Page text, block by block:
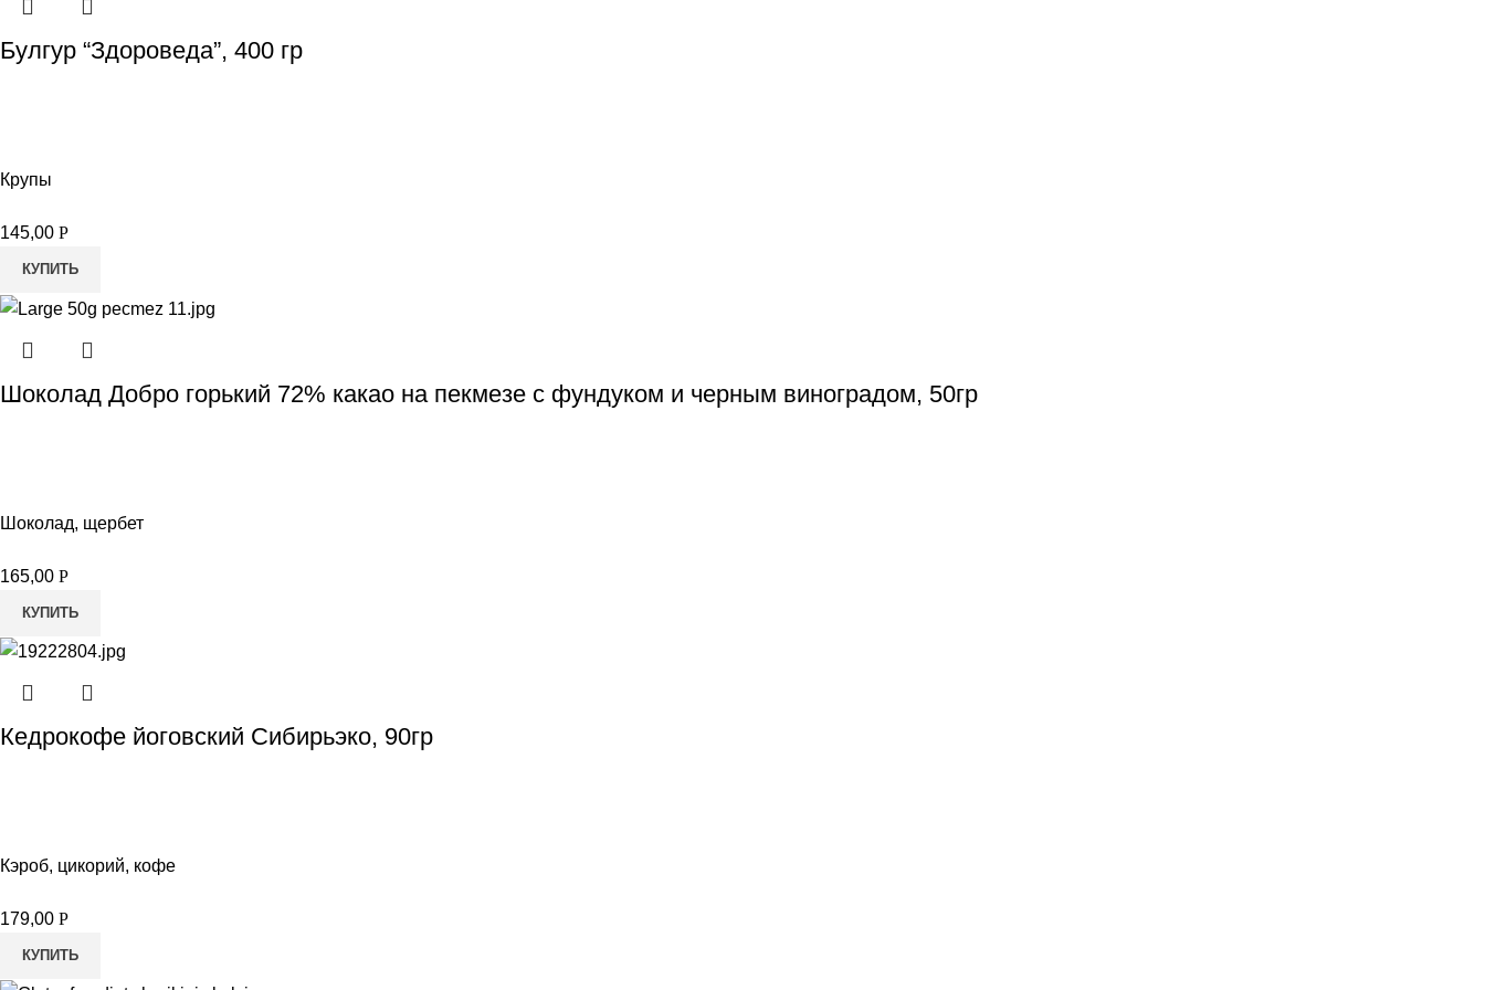
Булгур “Здороведа”, 400 гр
Крупы
145,00 Р
КУПИТЬ
Шоколад Добро горький 72% какао на пекмезе с фундуком и черным виноградом, 50гр
Шоколад, щербет
165,00 Р
КУПИТЬ
Кедрокофе йоговский Сибирьэко, 90гр
Кэроб, цикорий, кофе
179,00 Р
КУПИТЬ